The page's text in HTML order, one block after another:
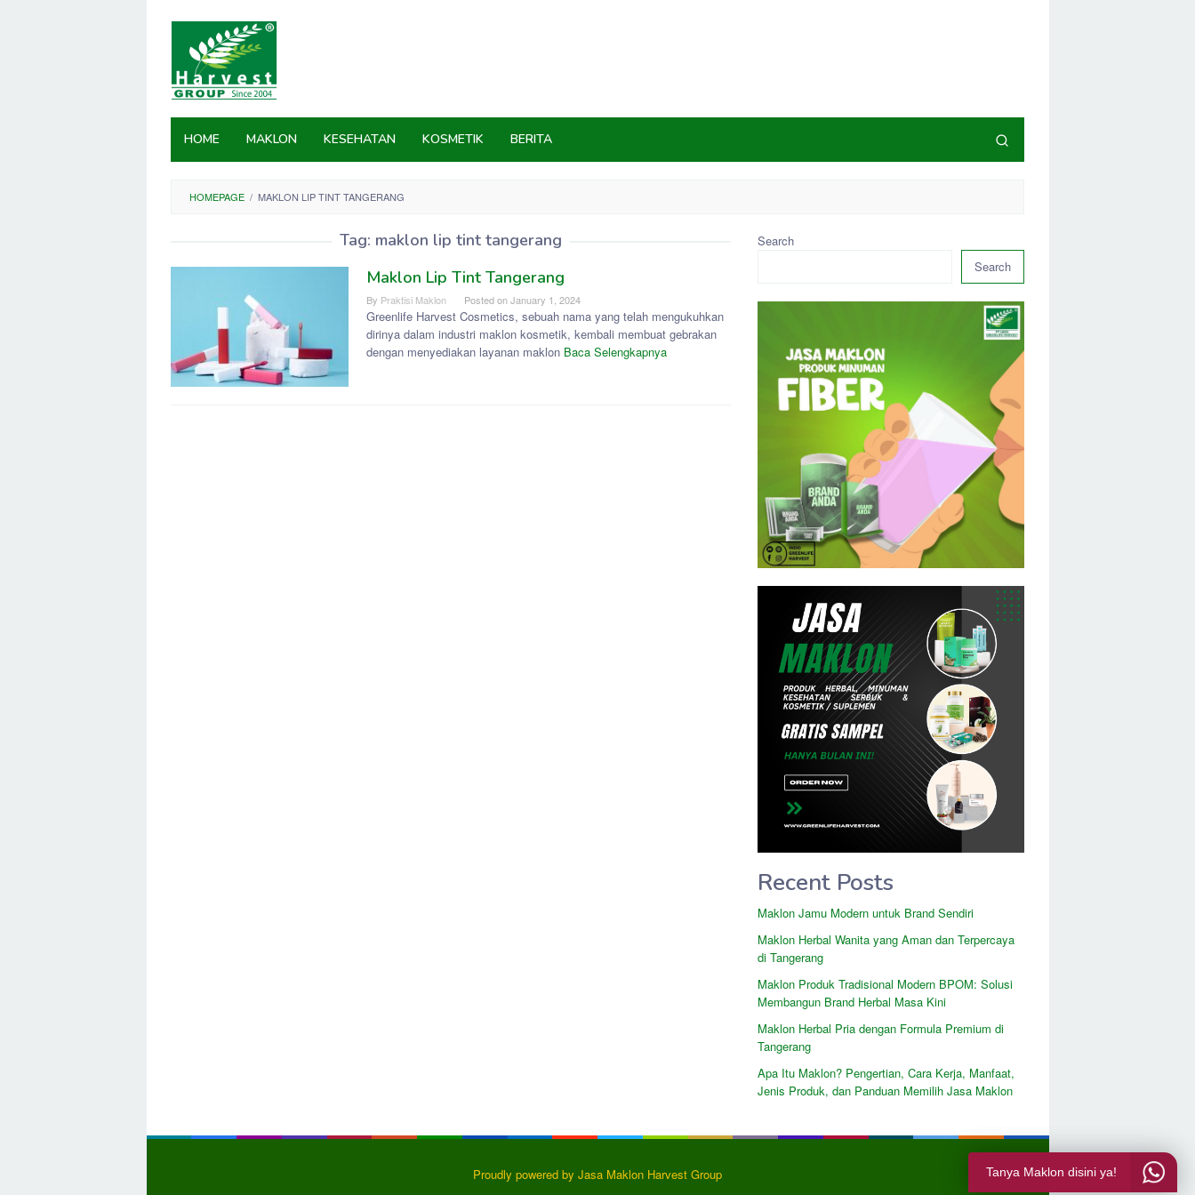
HOME MAKLON KESEHATAN KOSMETIK BERITA
HOMEPAGE / MAKLON LIP TINT TANGERANG
Tag: maklon lip tint tangerang
Maklon Lip Tint Tangerang
By Praktisi Maklon Posted onJanuary 1, 2024
Greenlife Harvest Cosmetics, sebuah nama yang telah mengukuhkan
dirinya dalam industri maklon kosmetik, kembali membuat gebrakan
dengan menyediakan layanan maklon Baca Selengkapnya
Search
Search
Recent Posts
Maklon Jamu Modern untuk Brand Sendiri
Maklon Herbal Wanita yang Aman dan Terpercaya
di Tangerang
Maklon Produk Tradisional Modern BPOM: Solusi
Membangun Brand Herbal Masa Kini
Maklon Herbal Pria dengan Formula Premium di
Tangerang
Apa Itu Maklon? Pengertian, Cara Kerja, Manfaat,
Jenis Produk, dan Panduan Memilih Jasa Maklon
Proudly powered by Jasa Maklon Harvest Group Tanya Maklon disini ya!